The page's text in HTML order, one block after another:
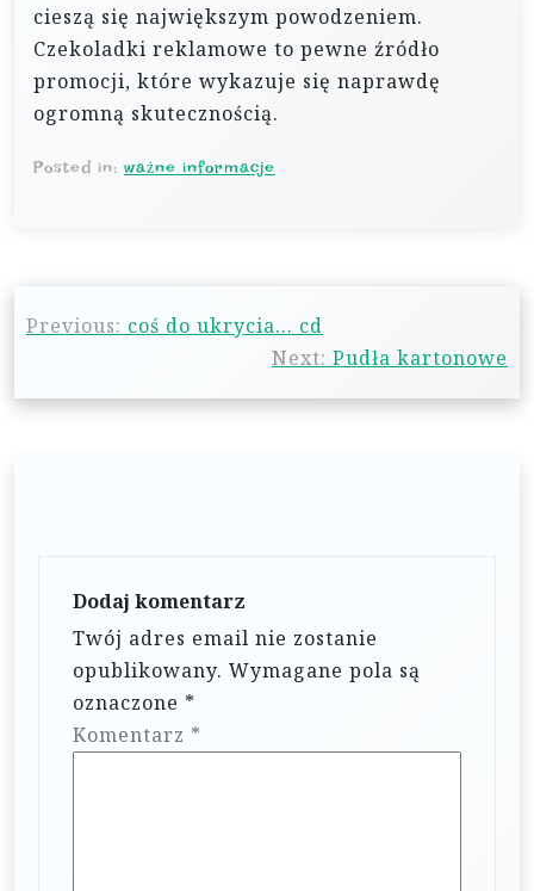
cieszą się największym powodzeniem.
Czekoladki reklamowe to pewne źródło
promocji, które wykazuje się naprawdę
ogromną skutecznością.
Posted in:ważne informacje
a
Previous: coś do ukrycia… cd
Next: Pudła kartonowe
Dodaj komentarz
Twój adres email nie zostanie
opublikowany. Wymagane pola są
oznaczone *
Komentarz *